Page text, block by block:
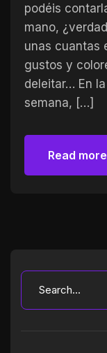
podéis
mano,
unas cuantas
gustos y
deleitar… En
semana, […]
Read more